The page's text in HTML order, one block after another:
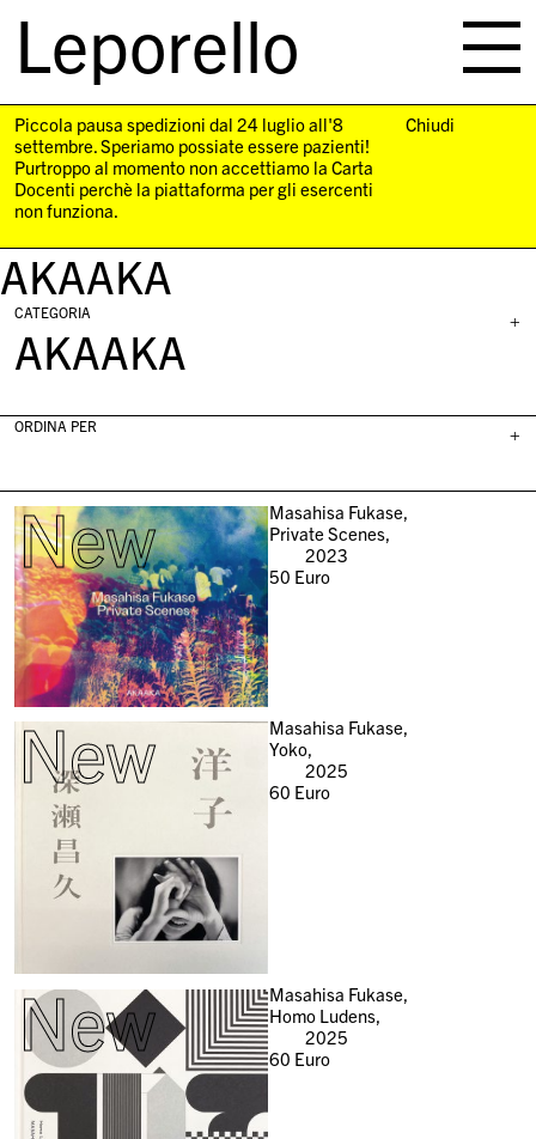
Leporello
navigation
Piccola pausa spedizioni dal 24 luglio all'8
settembre. Speriamo possiate essere pazienti!
Purtroppo al momento non accettiamo la Carta
Docenti perchè la piattaforma per gli esercenti
non funziona.
Chiudi
AKAAKA
+
CATEGORIA
AKAAKA
+
ORDINA PER
New
Masahisa Fukase,
Private Scenes,
2023
50 Euro
New
Masahisa Fukase,
Yoko,
2025
60 Euro
New
Masahisa Fukase,
Homo Ludens,
2025
60 Euro